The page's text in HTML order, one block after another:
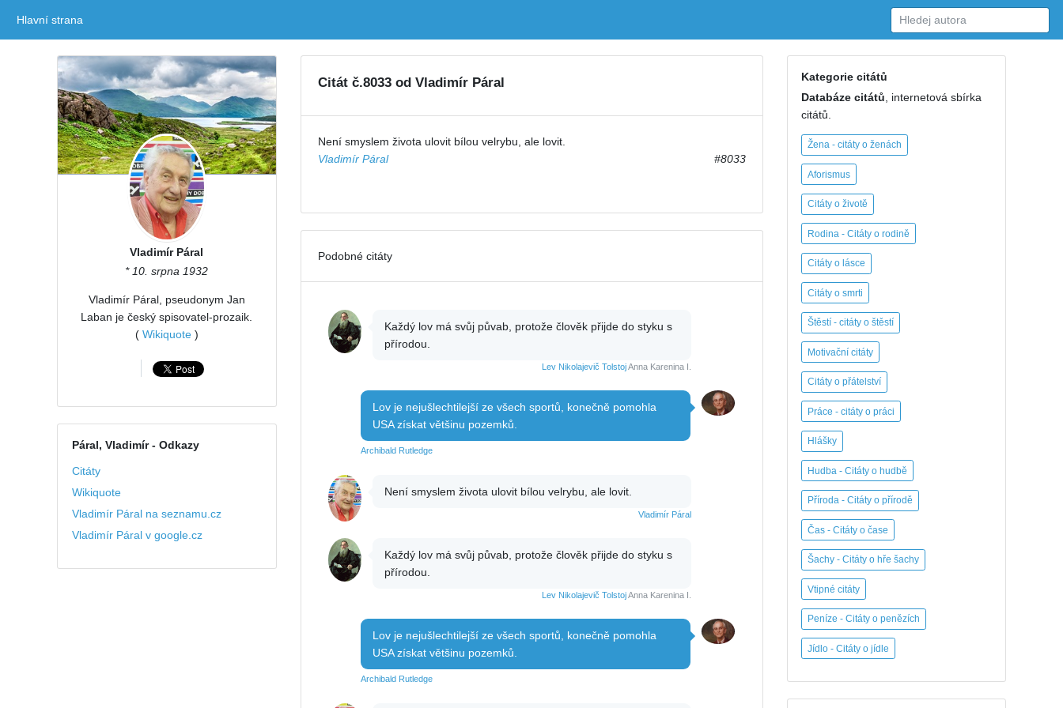
Hlavní strana
Vladimír Páral
* 10. srpna 1932
Vladimír Páral, pseudonym Jan
Laban je český spisovatel-prozaik.
( Wikiquote)
Páral, Vladimír- Odkazy
Citáty
Wikiquote
Vladimír Páral na seznamu.cz
Vladimír Páral v google.cz
Citát č.8033 od Vladimír Páral
Není smyslem života ulovit bílou velrybu, ale lovit.
Vladimír Páral
#8033
Podobné citáty
Každý lov má svůj půvab, protože člověk přijde do styku s
přírodou.
Lev Nikolajevič TolstojAnna Karenina I.
Lov je nejušlechtilejší ze všech sportů, konečně pomohla
USA získat většinu pozemků.
Archibald Rutledge
Není smyslem života ulovit bílou velrybu, ale lovit.
Vladimír Páral
Každý lov má svůj půvab, protože člověk přijde do styku s
přírodou.
Lev Nikolajevič TolstojAnna Karenina I.
Lov je nejušlechtilejší ze všech sportů, konečně pomohla
USA získat většinu pozemků.
Archibald Rutledge
Kategorie citátů
Databáze citátů , internetová sbírka
citátů.
Žena - citáty o ženách
Aforismus
Citáty o životě
Rodina - Citáty o rodině
Citáty o lásce
Citáty o smrti
Štěstí - citáty o štěstí
Motivační citáty
Citáty o přátelství
Práce - citáty o práci
Hlášky
Hudba - Citáty o hudbě
Příroda - Citáty o přírodě
Čas - Citáty o čase
Šachy - Citáty o hře šachy
Vtipné citáty
Peníze - Citáty o penězích
Jídlo - Citáty o jídle